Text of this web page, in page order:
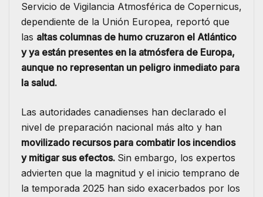
Servicio de Vigilancia Atmosférica de Copernicus,
dependiente de la Unión Europea, reportó que
las altas columnas de humo cruzaron el Atlántico
y ya están presentes en la atmósfera de Europa,
aunque no representan un peligro inmediato para
la salud.
Las autoridades canadienses han declarado el
nivel de preparación nacional más alto y han
movilizado recursos para combatir los incendios
y mitigar sus efectos. Sin embargo, los expertos
advierten que la magnitud y el inicio temprano de
la temporada 2025 han sido exacerbados por los